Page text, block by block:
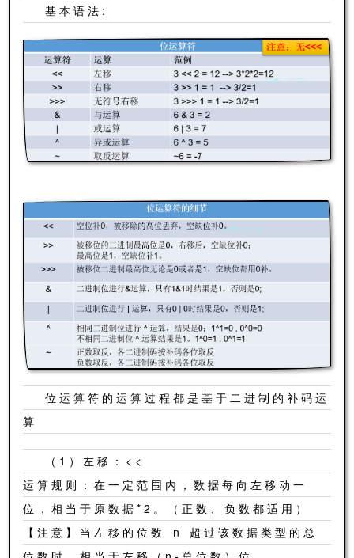
基本语法:
位运算符的运算过程都是基于二进制的补码运
算
（1）左移：<<
运算规则：在一定范围内，数据每向左移动一
位，相当于原数据*2。（正数、负数都适用）
【注意】当左移的位数 n 超过该数据类型的总